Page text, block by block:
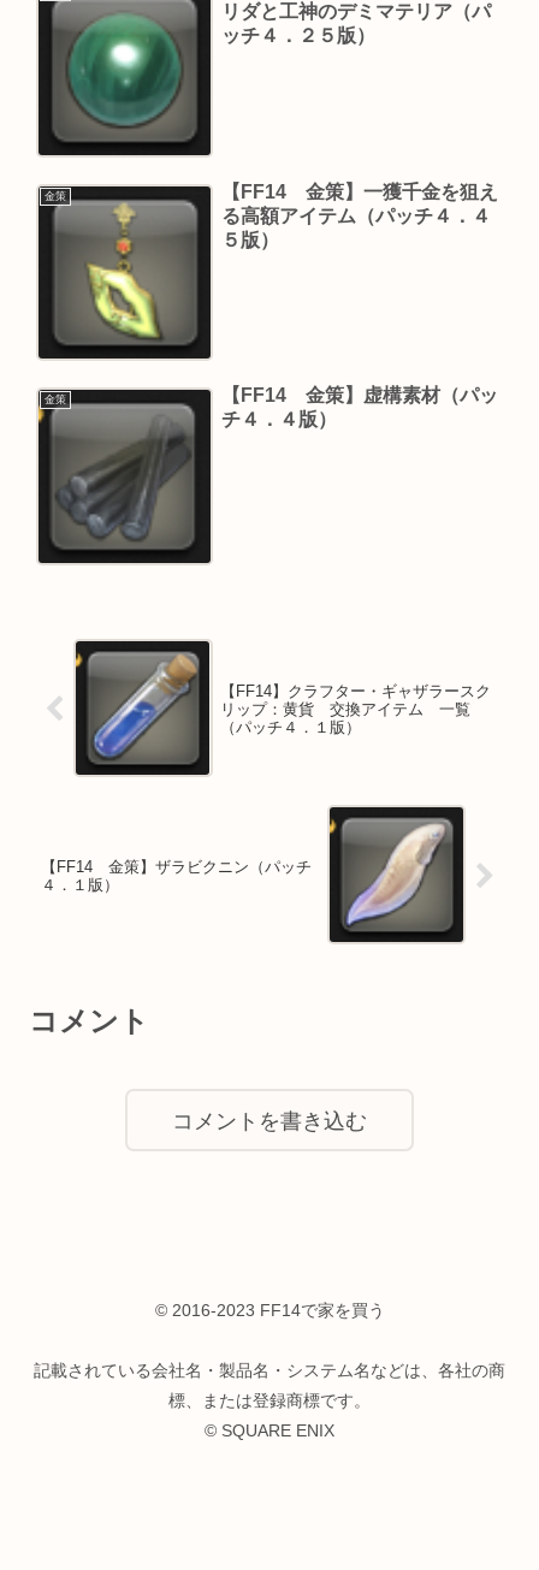
リダと工神のデミマテリア（パ
ッチ４．２５版）
金策
【FF14 金策】一獲千金を狙え
る高額アイテム（パッチ４．４
５版）
金策
【FF14 金策】虚構素材（パッ
チ４．４版）
【FF14】クラフター・ギャザラースク
リップ：黄貨 交換アイテム 一覧
（パッチ４．１版）
【FF14 金策】ザラビクニン（パッチ
４．１版）
コメント
コメントを書き込む
© 2016-2023 FF14で家を買う
記載されている会社名・製品名・システム名などは、各社の商
標、または登録商標です。
© SQUARE ENIX